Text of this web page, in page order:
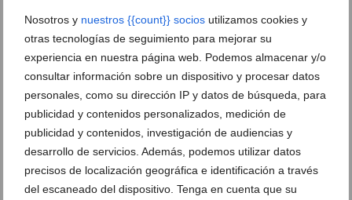
Nosotros y nuestros {{count}} socios utilizamos cookies y
otras tecnologías de seguimiento para mejorar su
experiencia en nuestra página web. Podemos almacenar y/o
consultar información sobre un dispositivo y procesar datos
personales, como su dirección IP y datos de búsqueda, para
publicidad y contenidos personalizados, medición de
publicidad y contenidos, investigación de audiencias y
desarrollo de servicios. Además, podemos utilizar datos
precisos de localización geográfica e identificación a través
del escaneado del dispositivo. Tenga en cuenta que su